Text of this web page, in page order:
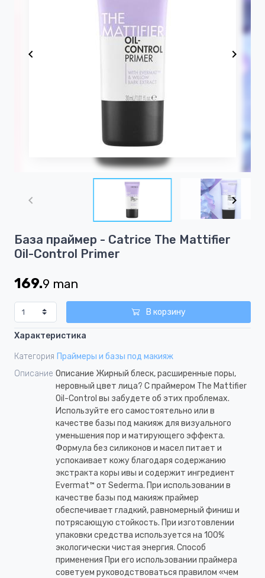
1
of
База праймер - Catrice The Mattifier
Oil-Control Primer
169.9 man
В корзину
Характеристика
Категория Праймеры и базы под макияж
Описание Описание Жирный блеск, расширенные поры,
неровный цвет лица? С праймером The Mattifier
Oil-Control вы забудете об этих проблемах.
Используйте его самостоятельно или в
качестве базы под макияж для визуального
уменьшения пор и матирующего эффекта.
Формула без силиконов и масел питает и
успокаивает кожу благодаря содержанию
экстракта коры ивы и содержит ингредиент
Evermat™ от Sederma. При использовании в
качестве базы под макияж праймер
обеспечивает гладкий, равномерный финиш и
потрясающую стойкость. При изготовлении
упаковки средства используется на 100%
экологически чистая энергия. Способ
применения При его использовании праймера
советуем руководствоваться правилом «чем